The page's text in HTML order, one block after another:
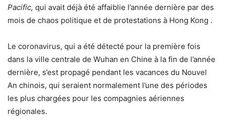
Pacific, qui avait déjà été affaiblie l’année dernière par des
mois de chaos politique et de protestations à Hong Kong .
Le coronavirus, qui a été détecté pour la première fois
dans la ville centrale de Wuhan en Chine à la fin de l’année
dernière, s’est propagé pendant les vacances du Nouvel
An chinois, qui seraient normalement l’une des périodes
les plus chargées pour les compagnies aériennes
régionales.